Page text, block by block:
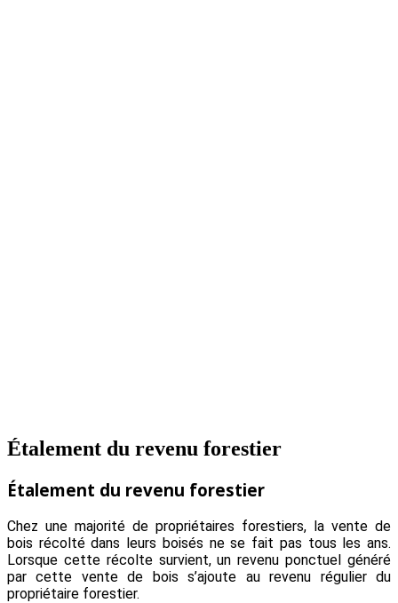
Étalement du revenu forestier
Étalement du revenu forestier
Chez une majorité de propriétaires forestiers, la vente de
bois récolté dans leurs boisés ne se fait pas tous les ans.
Lorsque cette récolte survient, un revenu ponctuel généré
par cette vente de bois s’ajoute au revenu régulier du
propriétaire forestier.